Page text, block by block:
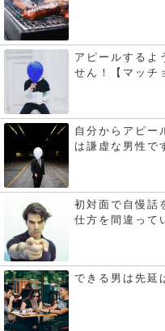
アピールするよ
せん！【マッチ
自分からアピー
は謙虚な男性で
初対面で自慢話
仕方を間違って
できる男は先延